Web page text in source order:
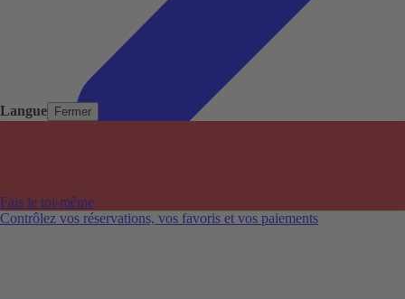
Langue Fermer
Fais le toi-même
Contrôlez vos réservations, vos favoris et vos paiements
Aéroports populaires
Villes populaires
Australie